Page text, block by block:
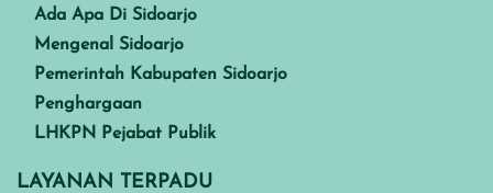
Ada Apa Di Sidoarjo
Mengenal Sidoarjo
Pemerintah Kabupaten Sidoarjo
Penghargaan
LHKPN Pejabat Publik
LAYANAN TERPADU